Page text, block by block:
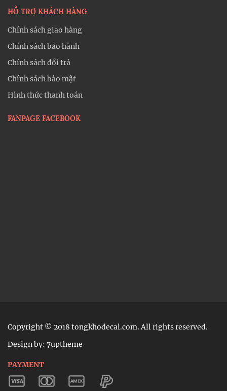
HỖ TRỢ KHÁCH HÀNG
Chính sách giao hàng
Chính sách bảo hành
Chính sách đổi trả
Chính sách bảo mật
Hình thức thanh toán
FANPAGE FACEBOOK
Copyright © 2018 tongkhodecal.com. All rights reserved.
Design by: 7uptheme
PAYMENT